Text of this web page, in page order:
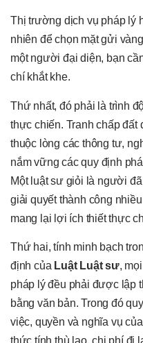
Thị trường dịch vụ pháp lý
nhiên để chọn mặt gửi
một người đại diện, bạn
chí khắt khe.
Thứ nhất, đó phải là trình
thực chiến. Tranh chấp đất
thuộc lòng các thông tư,
nắm vững các quy định
Một luật sư giỏi là người
giải quyết thành công
mang lại lợi ích thiết thực
Thứ hai, tính minh bạch
định của Luật Luật sư,
pháp lý đều phải được lập
bằng văn bản. Trong đó
việc, quyền và nghĩa vụ